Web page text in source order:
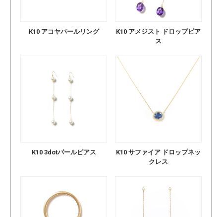
K10 アコヤパールリング
K10 アメジスト ドロップピア
ス
K10 3dotパールピアス
K10 サファイア ドロップネッ
クレス